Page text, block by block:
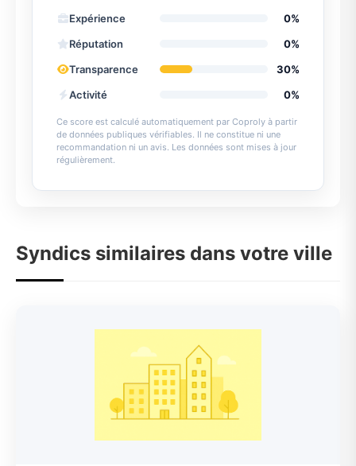
Expérience
0%
Réputation
0%
Transparence
30%
Activité
0%
Ce score est calculé automatiquement par Coproly à partir
de données publiques vérifiables. Il ne constitue ni une
recommandation ni un avis. Les données sont mises à jour
régulièrement.
Syndics similaires dans votre ville